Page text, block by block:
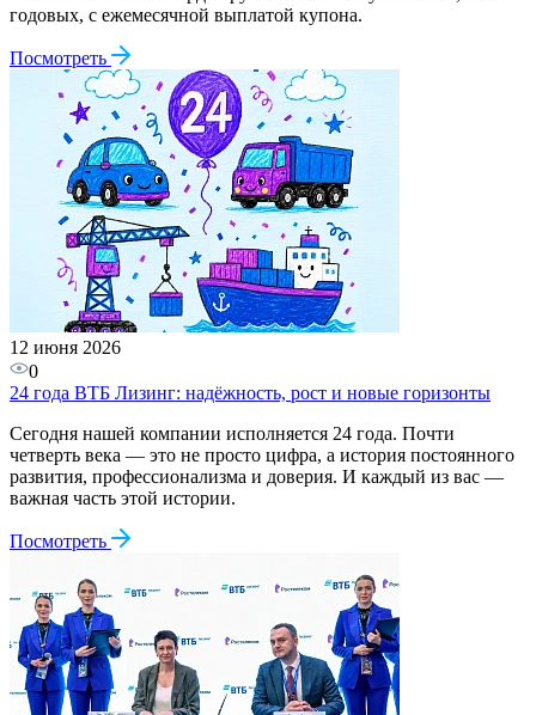
годовых, с ежемесячной выплатой купона.
Посмотреть
12 июня 2026
0
24 года ВТБ Лизинг: надёжность, рост и новые горизонты
Сегодня нашей компании исполняется 24 года. Почти
четверть века — это не просто цифра, а история постоянного
развития, профессионализма и доверия. И каждый из вас —
важная часть этой истории.
Посмотреть